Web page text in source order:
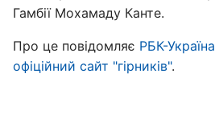
Гамбії Мохамаду Канте.
Про це повідомляє РБК-Україна
офіційний сайт "гірників".